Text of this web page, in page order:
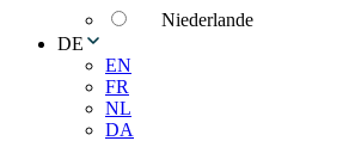
Niederlande
DE
EN
FR
NL
DA